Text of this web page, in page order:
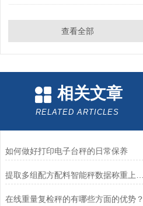
查看全部
相关文章
RELATED ARTICLES
如何做好打印电子台秤的日常保养
在线重量复检秤的有哪些方面的优势？